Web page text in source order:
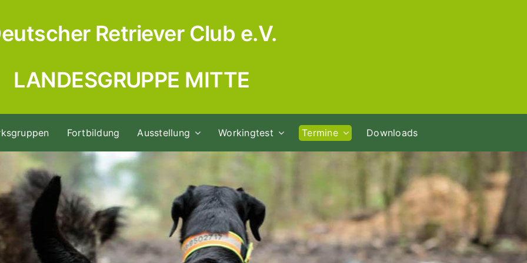
Retriever Club e.V.
LANDESGRUPPE MITTE
Fortbildung Ausstellung Workingtest Termine Downloads